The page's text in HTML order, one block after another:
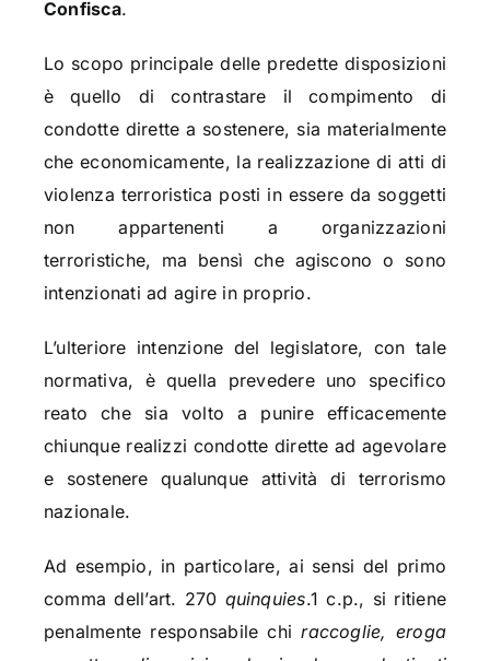
Confisca.
Lo scopo principale delle predette disposizioni
è quello di contrastare il compimento di
condotte dirette a sostenere, sia materialmente
che economicamente, la realizzazione di atti di
violenza terroristica posti in essere da soggetti
non appartenenti a organizzazioni
terroristiche, ma bensì che agiscono o sono
intenzionati ad agire in proprio.
L’ulteriore intenzione del legislatore, con tale
normativa, è quella prevedere uno specifico
reato che sia volto a punire efficacemente
chiunque realizzi condotte dirette ad agevolare
e sostenere qualunque attività di terrorismo
nazionale.
Ad esempio, in particolare, ai sensi del primo
comma dell’art. 270 quinquies.1 c.p., si ritiene
penalmente responsabile chiraccoglie, eroga